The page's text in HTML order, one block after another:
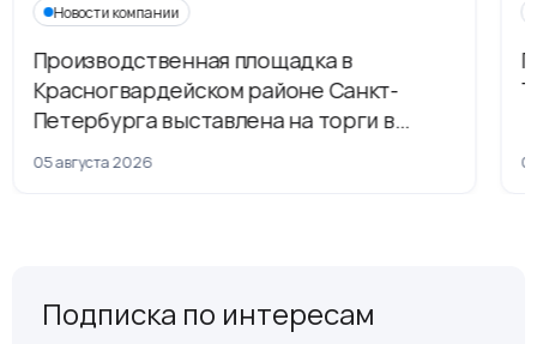
Новости компании
Производственная площадка в
Красногвардейском районе Санкт-
Петербурга выставлена на торги в
рамках приватизации
05 августа 2026
Подписка по интересам